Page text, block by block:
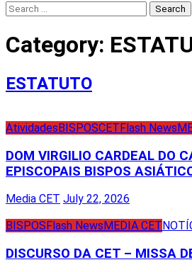
Search
for:
Category:
ESTATUTO
AtividadesBISPOSCETFlash News
DOM VIRGILIO CARDEAL DO
EPISCOPAIS BISPOS
Media CET July 22, 2026
BISPOS Flash News MEDIA CET
DISCURSO DA CET – MISSA